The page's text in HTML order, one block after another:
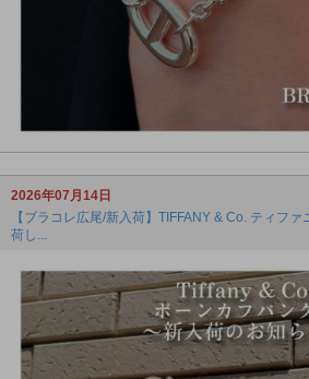
2026年07月14日
【ブラコレ広尾/新入荷】TIFFANY & Co. ティフ
荷し...